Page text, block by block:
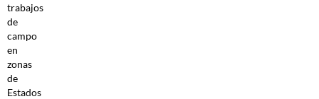
trabajos
de
campo
en
zonas
de
Estados